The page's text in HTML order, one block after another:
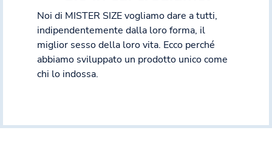
Noi di MISTER SIZE vogliamo dare a tutti,
indipendentemente dalla loro forma, il
miglior sesso della loro vita. Ecco perché
abbiamo sviluppato un prodotto unico come
chi lo indossa.